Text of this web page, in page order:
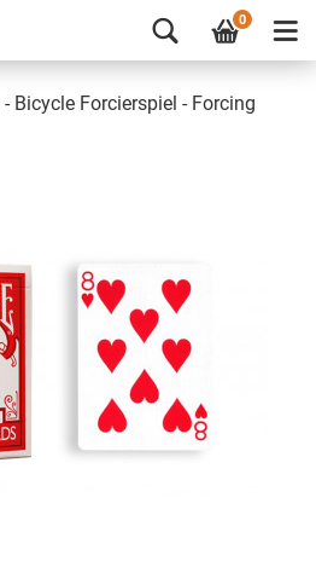
0
Bicycle Forcierspiel - Forcing